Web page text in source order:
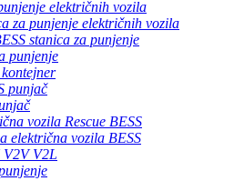
električnih vozila
za punjenje električnih vozila
stanica za punjenje
punjenje
punjač
vozila Rescue BESS
električna vozila BESS
V2L